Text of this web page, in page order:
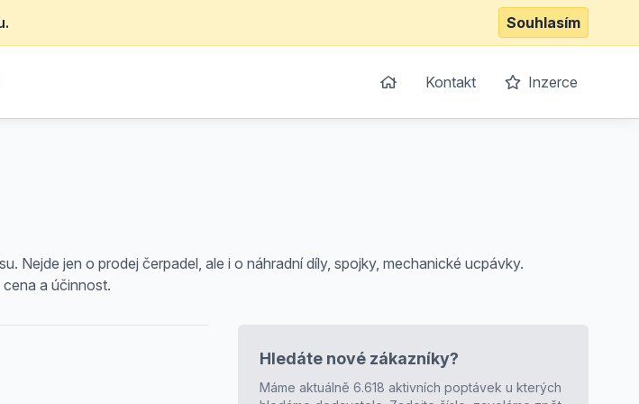
Souhlasím
Kontakt Inzerce
Nejde jen o prodej čerpadel, ale i o náhradní díly, spojky, mechanické ucpávky.
a účinnost.
Hledáte nové zákazníky?
Máme aktuálně 6.618 aktivních poptávek u kterých